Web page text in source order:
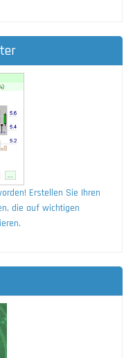
Erstellen Sie Ihren
die auf wichtigen